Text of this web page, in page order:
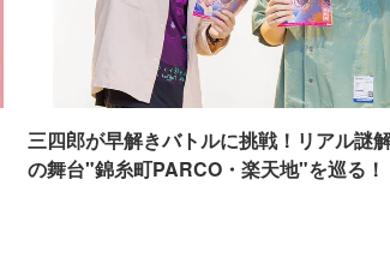
三四郎が早解きバトルに挑戦！リアル謎
の舞台"錦糸町PARCO・楽天地"を巡る！